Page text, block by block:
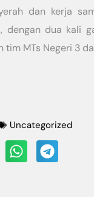
dan kerja
dengan dua kali
tim MTs Negeri 3
Uncategorized